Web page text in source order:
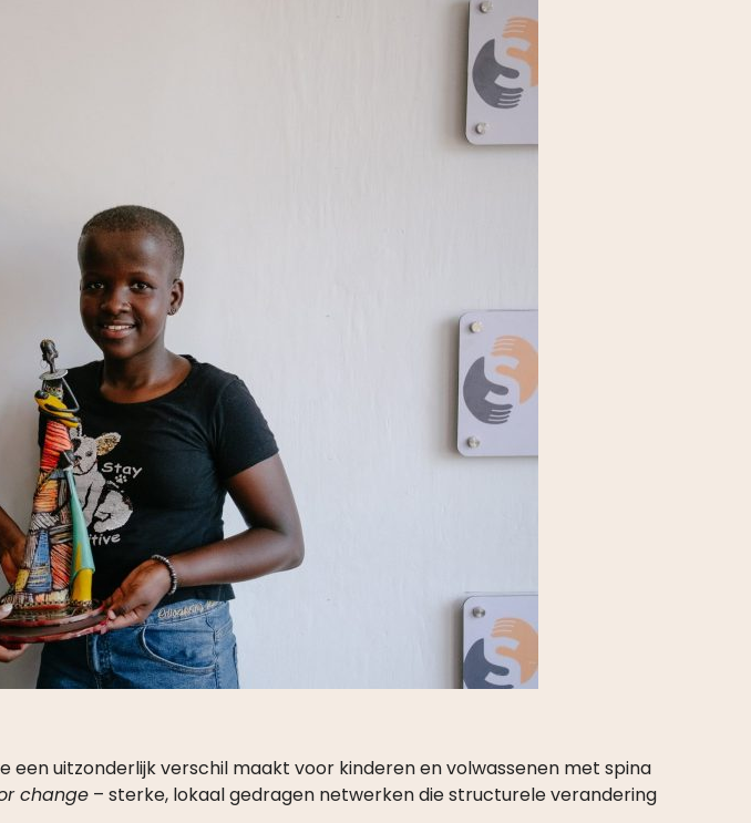
een uitzonderlijk verschil maakt voor kinderen en volwassenen met spina
change– sterke, lokaal gedragen netwerken die structurele verandering